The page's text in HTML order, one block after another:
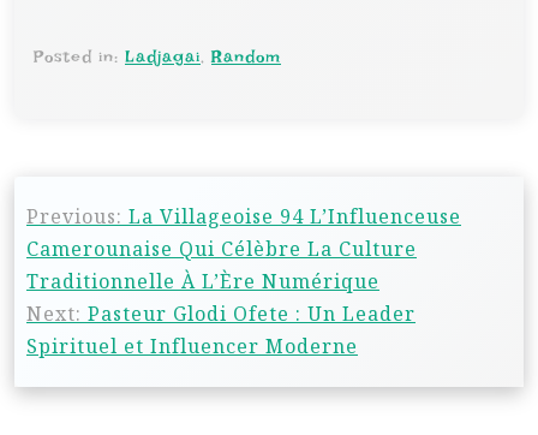
Posted in: Ladjagai,Random
Previous: La Villageoise 94 L’Influenceuse
Camerounaise Qui Célèbre La Culture
Traditionnelle À L’Ère Numérique
Next: Pasteur Glodi Ofete : Un Leader
Spirituel et Influencer Moderne